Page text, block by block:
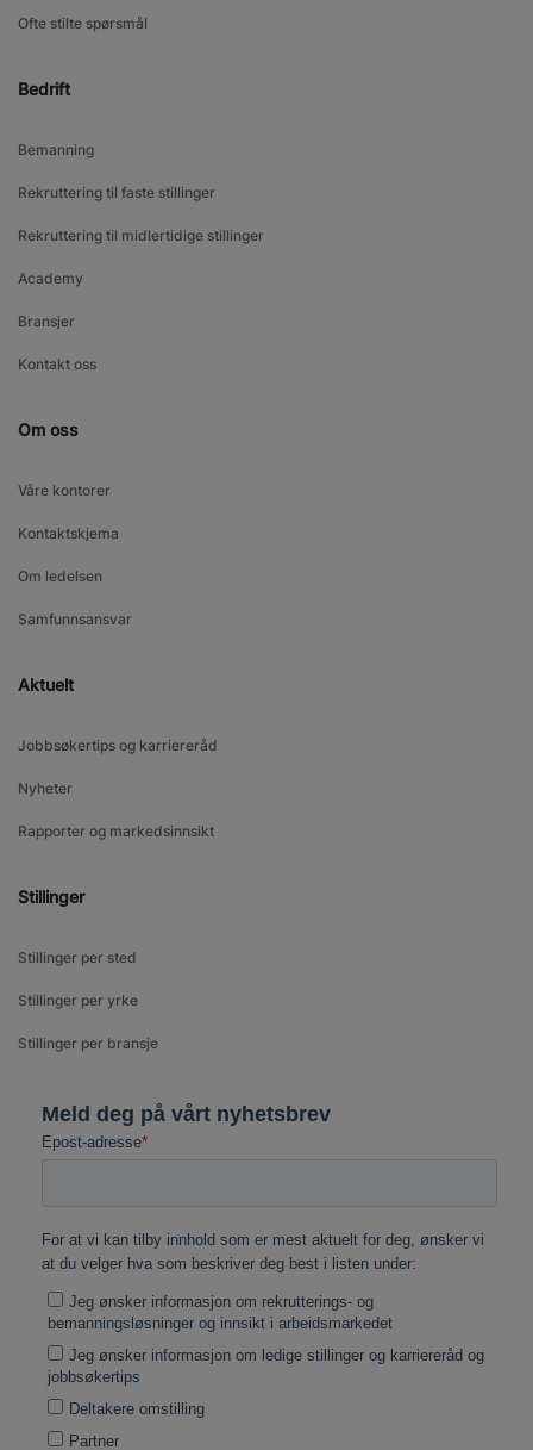
Ofte stilte spørsmål
Bedrift
Bemanning
Rekruttering til faste stillinger
Rekruttering til midlertidige stillinger
Academy
Bransjer
Kontakt oss
Om oss
Våre kontorer
Kontaktskjema
Om ledelsen
Samfunnsansvar
Aktuelt
Jobbsøkertips og karriereråd
Nyheter
Rapporter og markedsinnsikt
Stillinger
Stillinger per sted
Stillinger per yrke
Stillinger per bransje